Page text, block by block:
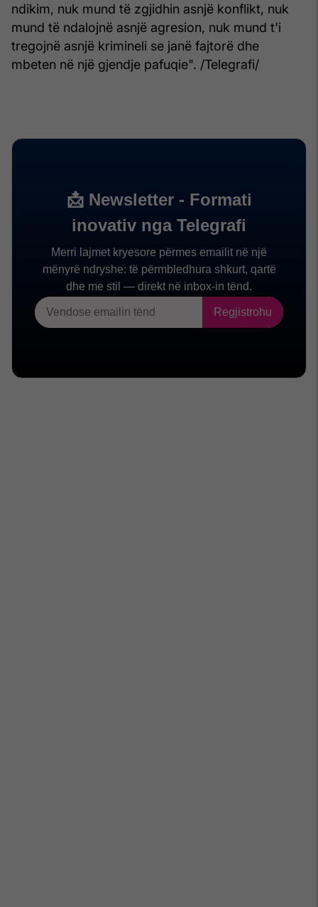
ndikim, nuk mund të zgjidhin asnjë konflikt, nuk
mund të ndalojnë asnjë agresion, nuk mund t'i
tregojnë asnjë krimineli se janë fajtorë dhe
mbeten në një gjendje pafuqie". /Telegrafi/